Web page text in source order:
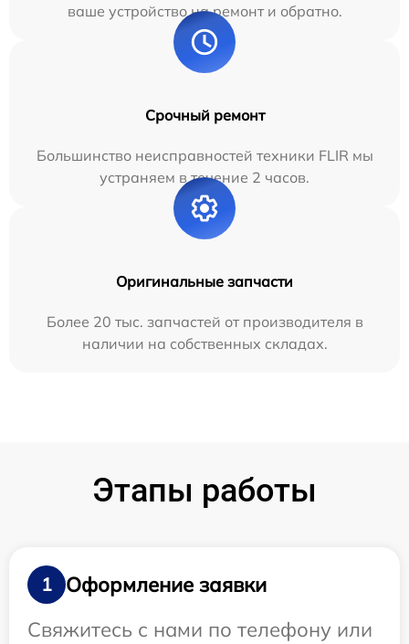
ваше устройство на ремонт и обратно.
Срочный ремонт
Большинство неисправностей техники FLIR мы
устраняем в течение 2 часов.
Оригинальные запчасти
Более 20 тыс. запчастей от производителя в
наличии на собственных складах.
Этапы работы
1
Оформление заявки
Свяжитесь с нами по телефону или